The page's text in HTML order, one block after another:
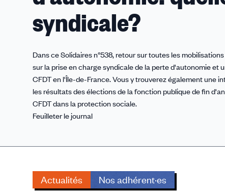
syndicale?
Dans ce Solidaires n°538, retour sur toutes les
sur la prise en charge syndicale de la perte d'autonomie
CFDT en l'Île-de-France. Vous y trouverez également une
les résultats des élections de la fonction publique de fin
CFDT dans la protection sociale.
Feuilleter le journal
Actualités Nos adhérent·es